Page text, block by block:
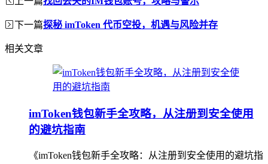
下一篇探秘 imToken 代币空投，机遇与风险并存
相关文章
imToken钱包新手全攻略，从注册到安全使用
的避坑指南
《imToken钱包新手全攻略：从注册到安全使用的避坑指